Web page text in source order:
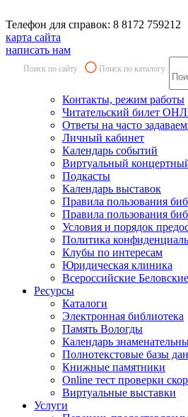
Телефон для справок: 8 8172 759212
карта сайта
написать нам
Поиск по сайту Поиск по каталогу
Контакты, режим работы
Читательский билет
Ответы на часто
Личный кабинет
Календарь событий
Виртуальный
Подкасты
Календарь выставок
Правила пользования
Правила пользования
Условия и порядок
Политика
Клубы по интересам
Юридическая клиника
Всероссийские
Ресурсы
Каталоги
Электронная библиотека
Память Вологды
Календарь
Полнотекстовые базы
Книжные памятники
Online тест проверки
Виртуальные выставки
Услуги